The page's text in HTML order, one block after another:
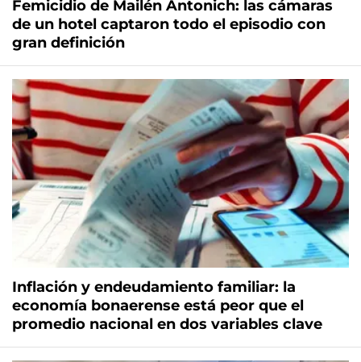
Femicidio de Mailén Antonich: las cámaras
de un hotel captaron todo el episodio con
gran definición
Inflación y endeudamiento familiar: la
economía bonaerense está peor que el
promedio nacional en dos variables clave